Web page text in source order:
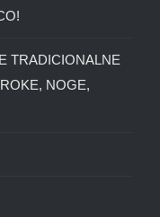
TRADICIONALNE
NOGE,